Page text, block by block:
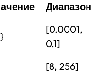
Диапазон
[0.0001,
0.1]
[8, 256]